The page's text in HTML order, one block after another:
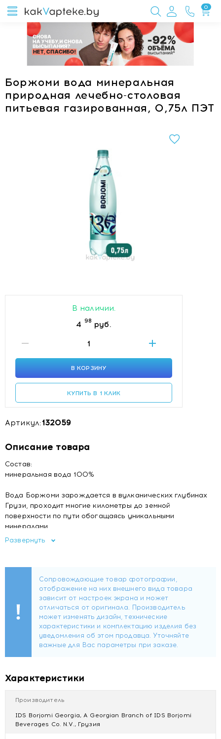
0
Боржоми вода минеральная
природная лечебно-столовая
питьевая газированная, 0,75л ПЭТ
В наличии.
4 98 руб.
В КОРЗИНУ
КУПИТЬ В 1 КЛИК
Артикул:132059
Описание товара
Состав:
минеральная вода 100%
Вода Боржоми зарождается в вулканических глубинах
Грузи, проходит многие километры до земной
поверхности по пути обогащаясь уникальными
минералами.
Развернуть
Характеристики
Производитель
IDS Borjomi Georgia, A Georgian Branch of IDS Borjomi
Beverages Co. N.V., Грузия